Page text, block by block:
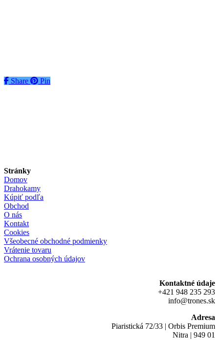
Share
Share Pin
Stránky
Domov
Drahokamy
Kúpiť podľa
Obchod
O nás
Kontakt
Cookies
Všeobecné obchodné podmienky
Vrátenie tovaru
Ochrana osobných údajov
Kontaktné údaje
+421 948 235 293
info@trones.sk
Adresa
Piaristická 72/33 | Orbis Premium
Nitra | 949 01